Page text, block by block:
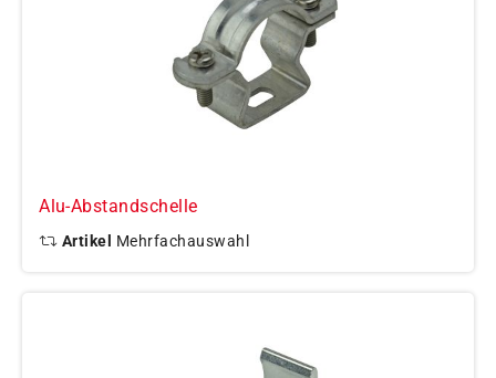
Alu-Abstandschelle
Artikel Mehrfachauswahl